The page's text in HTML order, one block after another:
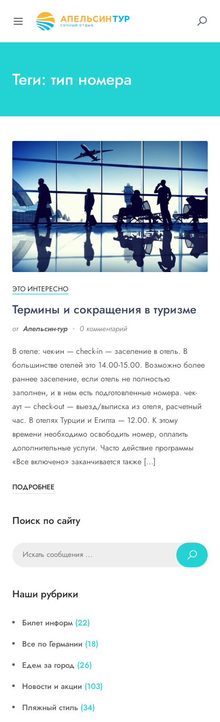
Теги: тип номера
ЭТО ИНТЕРЕСНО
Термины и сокращения в туризме
от Апельсин-тур 0 комментарий
В отеле: чек-ин — check-in — заселение в отель. В
большинстве отелей это 14.00-15.00. Возможно более
раннее заселение, если отель не полностью
заполнен, и в нем есть подготовленные номера. чек-
аут — check-out — выезд/выписка из отеля, расчетный
час. В отелях Турции и Египта — 12.00. К этому
времени необходимо освободить номер, оплатить
дополнительные услуги. Часто действие программы
«Все включено» заканчивается также […]
ПОДРОБНЕЕ
Поиск по сайту
Наши рубрики
Билет информ (22)
Все по Германии (18)
Едем за город (26)
Новости и акции (103)
Пляжный стиль (34)